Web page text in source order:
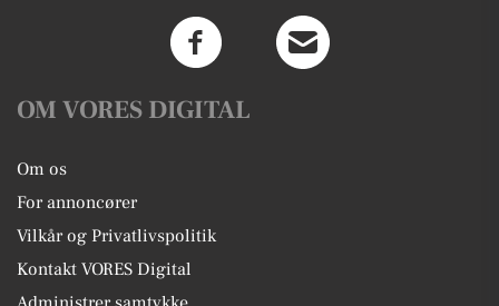
OM VORES DIGITAL
Om os
For annoncører
Vilkår og Privatlivspolitik
Kontakt VORES Digital